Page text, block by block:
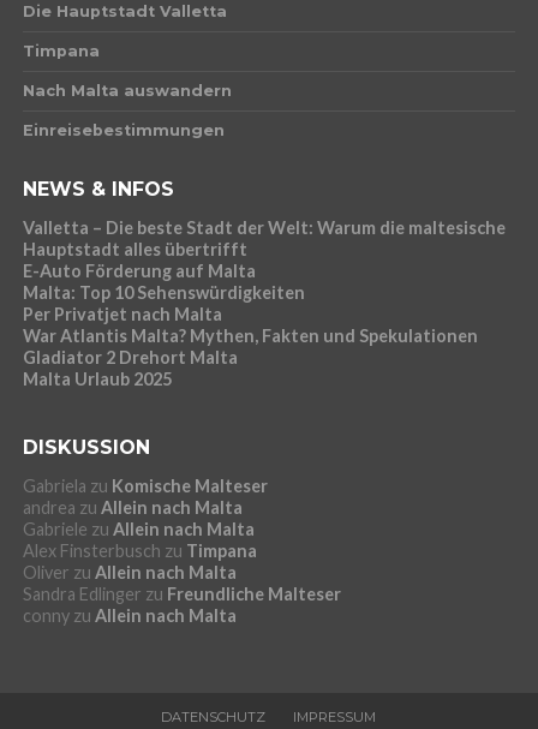
Die Hauptstadt Valletta
Timpana
Nach Malta auswandern
Einreisebestimmungen
NEWS & INFOS
Valletta – Die beste Stadt der Welt: Warum die maltesische
Hauptstadt alles übertrifft
E-Auto Förderung auf Malta
Malta: Top 10 Sehenswürdigkeiten
Per Privatjet nach Malta
War Atlantis Malta? Mythen, Fakten und Spekulationen
Gladiator 2 Drehort Malta
Malta Urlaub 2025
DISKUSSION
Gabriela zu Komische Malteser
andrea zu Allein nach Malta
Gabriele zu Allein nach Malta
Alex Finsterbusch zu Timpana
Oliver zu Allein nach Malta
Sandra Edlinger zu Freundliche Malteser
connyzu Allein nach Malta
DATENSCHUTZ IMPRESSUM